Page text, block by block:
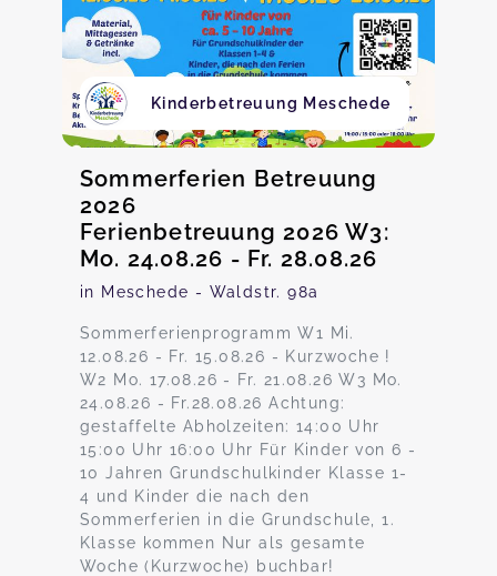
Kinderbetreuung Meschede
Sommerferien Betreuung
2026
Ferienbetreuung 2026 W3:
Mo. 24.08.26 - Fr. 28.08.26
in Meschede - Waldstr. 98a
Sommerferienprogramm W1 Mi.
12.08.26 - Fr. 15.08.26 - Kurzwoche !
W2 Mo. 17.08.26 - Fr. 21.08.26 W3 Mo.
24.08.26 - Fr.28.08.26 Achtung:
gestaffelte Abholzeiten: 14:00 Uhr
15:00 Uhr 16:00 Uhr Für Kinder von 6 -
10 Jahren Grundschulkinder Klasse 1-
4 und Kinder die nach den
Sommerferien in die Grundschule, 1.
Klasse kommen Nur als gesamte
Woche (Kurzwoche) buchbar!